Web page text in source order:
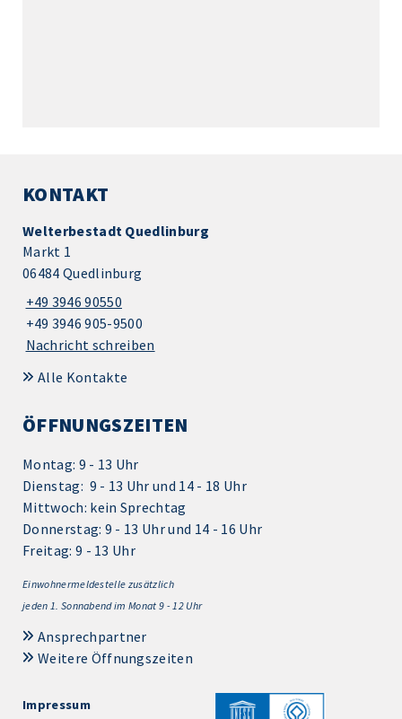
KONTAKT
Welterbestadt Quedlinburg
Markt 1
06484 Quedlinburg
+49 3946 90550
+49 3946 905-9500
Nachricht schreiben
Alle Kontakte
ÖFFNUNGSZEITEN
Montag: 9 - 13 Uhr
Dienstag: 9 - 13 Uhr und 14 - 18 Uhr
Mittwoch: kein Sprechtag
Donnerstag: 9 - 13 Uhr und 14 - 16 Uhr
Freitag: 9 - 13 Uhr
Einwohnermeldestelle zusätzlich
jeden 1. Sonnabend im Monat 9 - 12 Uhr
Ansprechpartner
Weitere Öffnungszeiten
Impressum